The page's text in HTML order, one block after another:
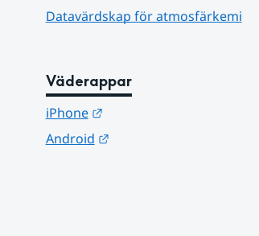
Datavärdskap för atmosfärkemi
Väderappar
iPhone
Länk till annan webbplats.
Android
Länk till annan webbplats.